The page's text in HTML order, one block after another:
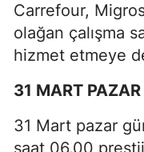
Carrefour,
olağan çalışma
hizmet etmeye
31 MART
31 Mart pazar
saat 06.00